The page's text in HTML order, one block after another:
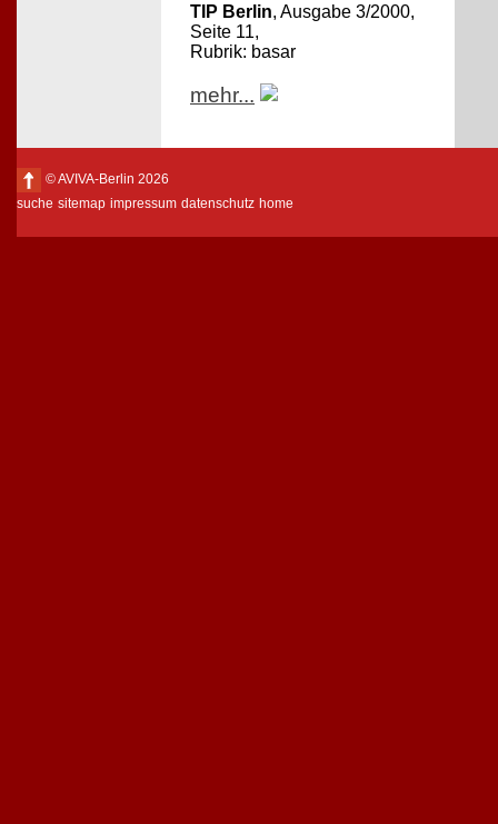
TIP Berlin, Ausgabe 3/2000,
Seite 11,
Rubrik: basar
mehr...
© AVIVA-Berlin 2026
suche sitemap impressum datenschutz home